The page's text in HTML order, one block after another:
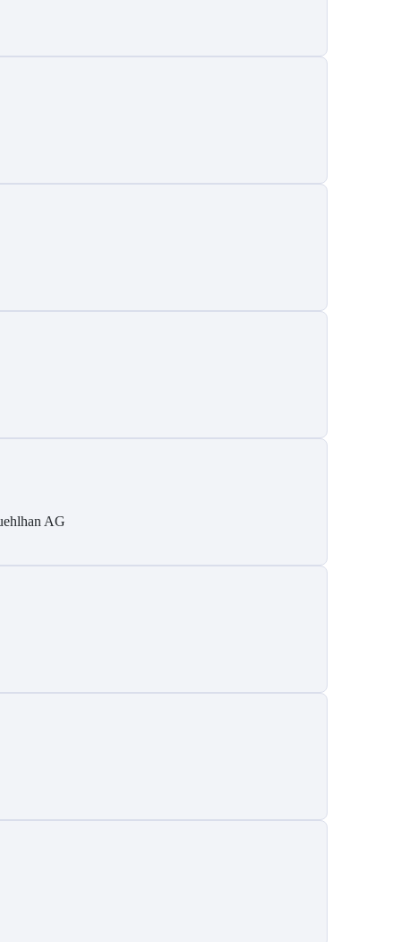
AG